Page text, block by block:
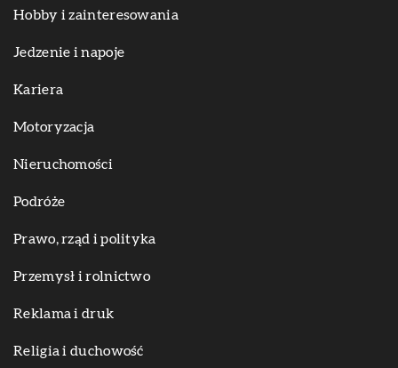
Hobby i zainteresowania
Jedzenie i napoje
Kariera
Motoryzacja
Nieruchomości
Podróże
Prawo, rząd i polityka
Przemysł i rolnictwo
Reklama i druk
Religia i duchowość